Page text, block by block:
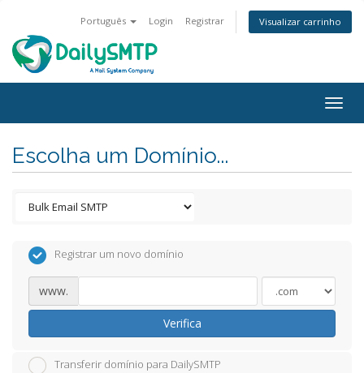
Português Login Registrar Visualizar carrinho
Escolha um Domínio...
Registrar um novo domínio
www.
Verifica
Transferir domínio para DailySMTP